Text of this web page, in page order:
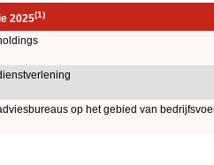
2025(1)
op het gebied van